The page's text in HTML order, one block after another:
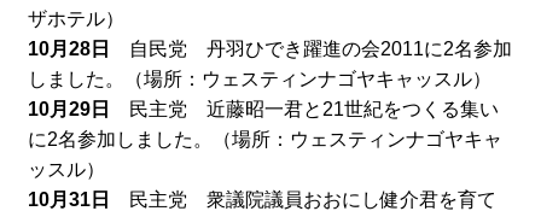
ザホテル）
10月28日
自民党 丹羽ひでき躍進の会2011に2名参加
しました。（場所：ウェスティンナゴヤキャッスル）
10月29日
民主党 近藤昭一君と21世紀をつくる集い
に2名参加しました。（場所：ウェスティンナゴヤキャ
ッスル）
10月31日
民主党 衆議院議員おおにし健介君を育て